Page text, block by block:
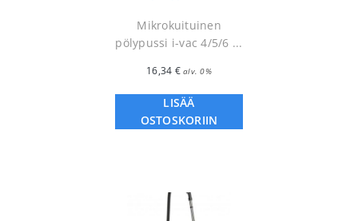
Mikrokuituinen
pölypussi i-vac 4/5/6 ...
16,34 € alv. 0%
LISÄÄ
OSTOSKORIIN